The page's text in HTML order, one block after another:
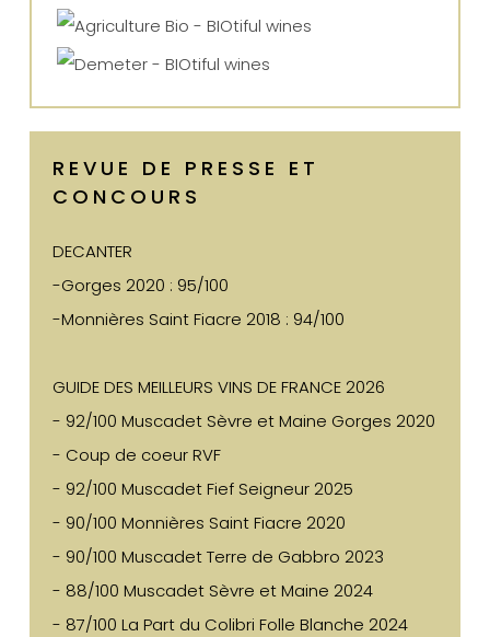
REVUE DE PRESSE ET
CONCOURS
DECANTER
-Gorges 2020 : 95/100
-Monnières Saint Fiacre 2018 : 94/100
GUIDE DES MEILLEURS VINS DE FRANCE 2026
- 92/100 Muscadet Sèvre et Maine Gorges 2020
- Coup de coeur RVF
- 92/100 Muscadet Fief Seigneur 2025
- 90/100 Monnières Saint Fiacre 2020
- 90/100 Muscadet Terre de Gabbro 2023
- 88/100 Muscadet Sèvre et Maine 2024
- 87/100 La Part du Colibri Folle Blanche 2024